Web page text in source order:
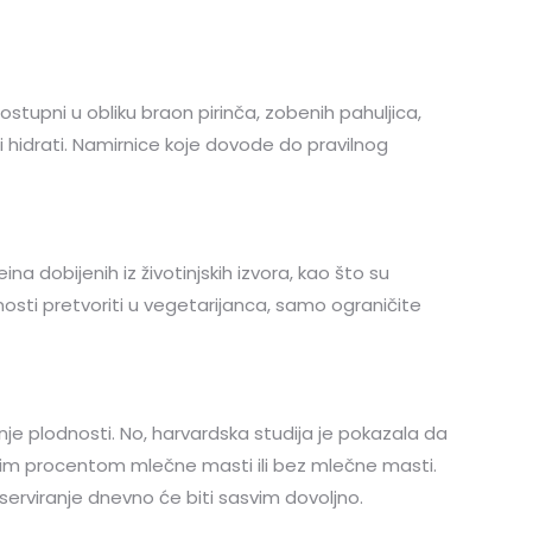
u obliku braon pirinča, zobenih pahuljica,
Namirnice koje dovode do pravilnog
dobijenih iz životinjskih izvora, kao što su
pretvoriti u vegetarijanca, samo ograničite
plodnosti. No, harvardska studija je pokazala da
procentom mlečne masti ili bez mlečne masti.
dnevno će biti sasvim dovoljno.